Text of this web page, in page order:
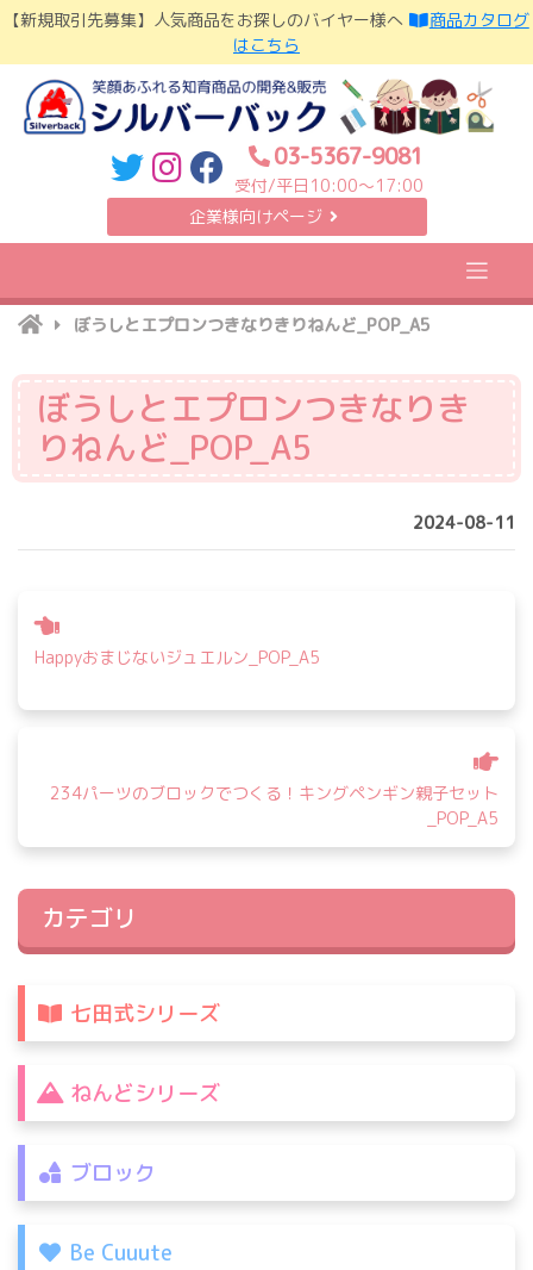
Skip
content
【新規取引先募集】人気商品をお探しのバイヤー様へ
商品カタログ
はこちら
03-5367-9081
受付/平日10:00〜17:00
企業様向けページ
ぼうしとエプロンつきなりきりねんど_POP_A5
ぼうしとエプロンつきなりき
りねんど_POP_A5
2024-08-11
稿
ナ
ビ
ン
Happyおまじないジュエルン_POP_A5
234パーツのブロックでつくる！キングペンギン親子セット
_POP_A5
カテゴリ
七田式シリーズ
ねんどシリーズ
ブロック
Be Cuuute